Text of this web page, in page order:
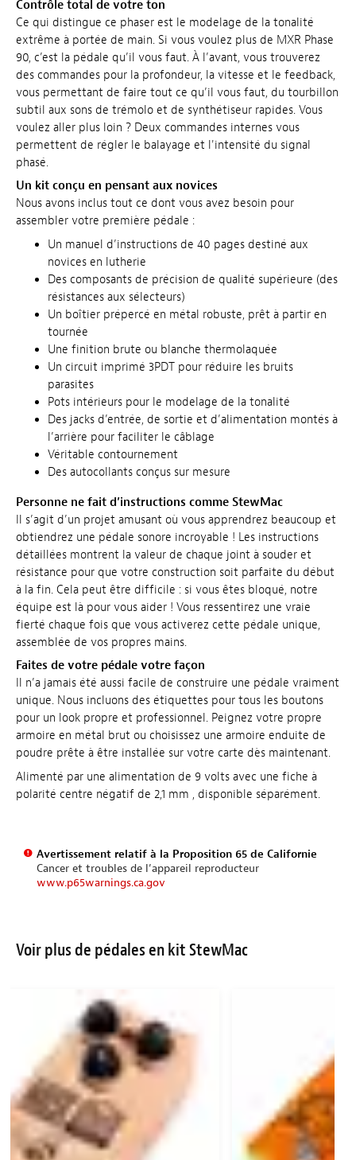
Contrôle total de votre ton
Ce qui distingue ce phaser est le modelage de la tonalité
extrême à portée de main. Si vous voulez plus de MXR Phase
90, c’est la pédale qu’il vous faut. À l’avant, vous trouverez
des commandes pour la profondeur, la vitesse et le feedback,
vous permettant de faire tout ce qu’il vous faut, du tourbillon
subtil aux sons de trémolo et de synthétiseur rapides. Vous
voulez aller plus loin ? Deux commandes internes vous
permettent de régler le balayage et l'intensité du signal
phasé.
Un kit conçu en pensant aux novices
Nous avons inclus tout ce dont vous avez besoin pour
assembler votre première pédale :
Un manuel d’instructions de 40 pages destiné aux
novices en lutherie
Des composants de précision de qualité supérieure (des
résistances aux sélecteurs)
Un boîtier prépercé en métal robuste, prêt à partir en
tournée
Une finition brute ou blanche thermolaquée
Un circuit imprimé 3PDT pour réduire les bruits
parasites
Pots intérieurs pour le modelage de la tonalité
Des jacks d’entrée, de sortie et d’alimentation montés à
l’arrière pour faciliter le câblage
Véritable contournement
Des autocollants conçus sur mesure
Personne ne fait d’instructions comme StewMac
Il s’agit d’un projet amusant où vous apprendrez beaucoup et
obtiendrez une pédale sonore incroyable ! Les instructions
détaillées montrent la valeur de chaque joint à souder et
résistance pour que votre construction soit parfaite du début
à la fin. Cela peut être difficile : si vous êtes bloqué, notre
équipe est là pour vous aider ! Vous ressentirez une vraie
fierté chaque fois que vous activerez cette pédale unique,
assemblée de vos propres mains.
Faites de votre pédale votre façon
Il n’a jamais été aussi facile de construire une pédale vraiment
unique. Nous incluons des étiquettes pour tous les boutons
pour un look propre et professionnel. Peignez votre propre
armoire en métal brut ou choisissez une armoire enduite de
poudre prête à être installée sur votre carte dès maintenant.
Alimenté par une alimentation de 9 volts avec une fiche à
polarité centre négatif de 2,1 mm , disponible séparément.
Avertissement relatif à la Proposition 65 de Californie
Cancer et troubles de l’appareil reproducteur
www.p65warnings.ca.gov
Voir plus de pédales en kit StewMac